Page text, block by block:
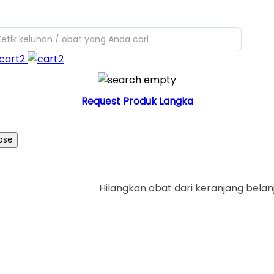
keluhan / obat yang Anda cari
Request Produk Langka
Hilangkan obat dari keranjang